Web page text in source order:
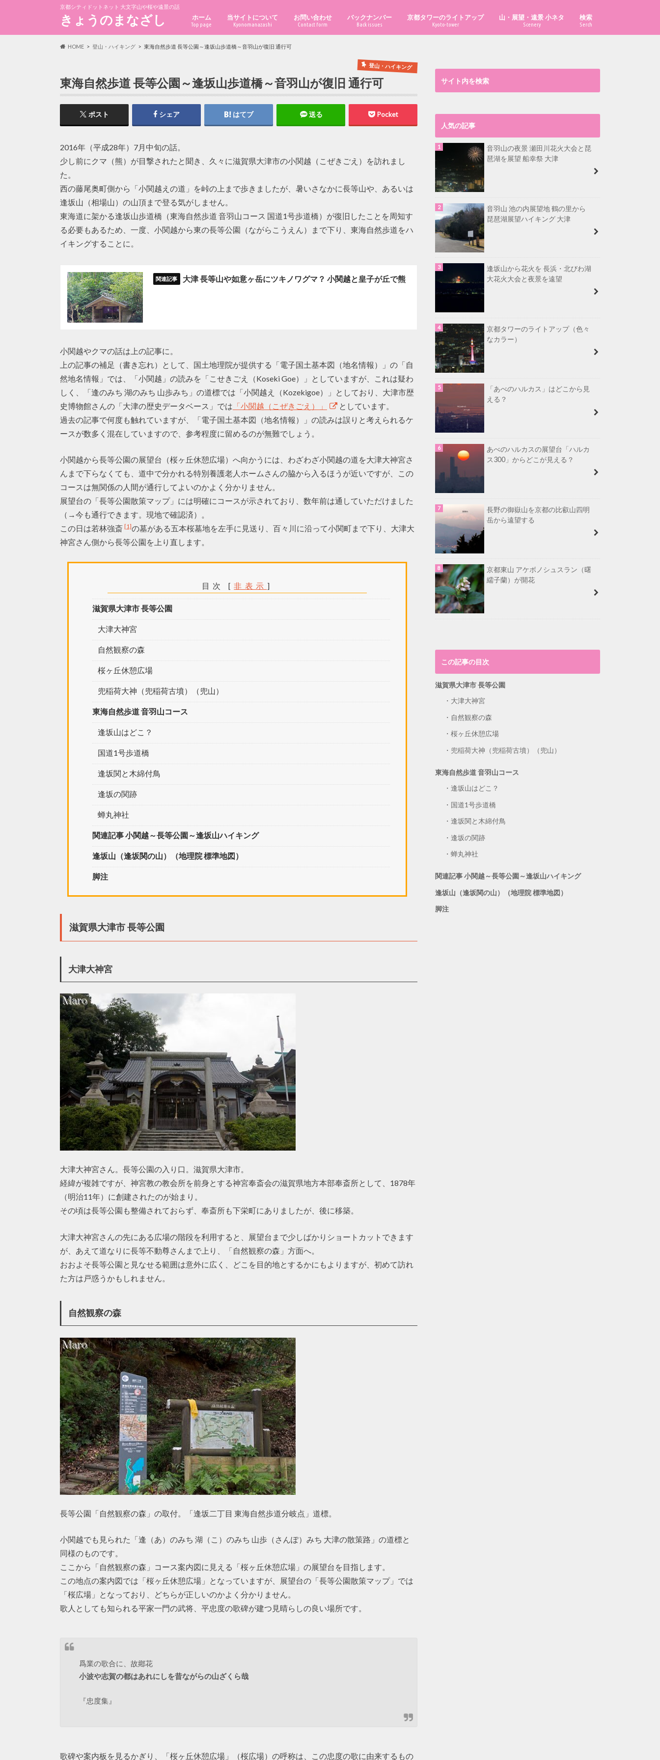
京都シティドットネット 大文字山や桜や遠景の話
きょうのまなざし ホーム
Top page
当サイトについて
Kyonomanazashi
お問い合わせ
Contact form
バックナンバー
Back issues
京都タワーのライトアップ
Kyoto-tower
山・展望・遠景 小ネタ
Scenery
検索
Serch
HOME 登山・ハイキング 東海自然歩道 長等公園～逢坂山歩道橋～音羽山が復旧 通行可
登山・ハイキング
東海自然歩道 長等公園～逢坂山歩道橋～音羽山が復旧 通行可
ポスト シェア はてブ 送る Pocket
2016年（平成28年）7月中旬の話。
少し前にクマ（熊）が目撃されたと聞き、久々に滋賀県大津市の小関越（こぜきごえ）を訪れまし
た。
西の藤尾奥町側から「小関越えの道」を峠の上まで歩きましたが、暑いさなかに長等山や、あるいは
逢坂山（相場山）の山頂まで登る気がしません。
東海道に架かる逢坂山歩道橋（東海自然歩道 音羽山コース 国道1号歩道橋）が復旧したことを周知す
る必要もあるため、一度、小関越から東の長等公園（ながらこうえん）まで下り、東海自然歩道をハ
イキングすることに。
大津 長等山や如意ヶ岳にツキノワグマ？ 小関越と皇子が丘で熊
小関越やクマの話は上の記事に。
上の記事の補足（書き忘れ）として、国土地理院が提供する「電子国土基本図（地名情報）」の「自
然地名情報」では、「小関越」の読みを「こせきごえ（Koseki Goe）」としていますが、これは疑わ
しく、「逢のみち 湖のみち 山歩みち」の道標では「小関越え（Kozekigoe）」としており、大津市歴
史博物館さんの「大津の歴史データベース」では 「小関越（こぜきごえ）」
としています。
過去の記事で何度も触れていますが、「電子国土基本図（地名情報）」の読みは誤りと考えられるケ
ースが数多く混在していますので、参考程度に留めるのが無難でしょう。
小関越から長等公園の展望台（桜ヶ丘休憩広場）へ向かうには、わざわざ小関越の道を大津大神宮さ
んまで下らなくても、道中で分かれる特別養護老人ホームさんの脇から入るほうが近いですが、この
コースは無関係の人間が通行してよいのかよく分かりません。
展望台の「長等公園散策マップ」には明確にコースが示されており、数年前は通していただけました
（→今も通行できます。現地で確認済）。
この日は若林強斎 [1]の墓がある五本桜墓地を左手に見送り、百々川に沿って小関町まで下り、大津大
神宮さん側から長等公園を上り直します。
目次 [非表示 ]
滋賀県大津市 長等公園
大津大神宮
自然観察の森
桜ヶ丘休憩広場
兜稲荷大神（兜稲荷古墳）（兜山）
東海自然歩道 音羽山コース
逢坂山はどこ？
国道1号歩道橋
逢坂関と木綿付鳥
逢坂の関跡
蝉丸神社
関連記事 小関越～長等公園～逢坂山ハイキング
逢坂山（逢坂関の山）（地理院 標準地図）
脚注
滋賀県大津市 長等公園
大津大神宮
大津大神宮さん。長等公園の入り口。滋賀県大津市。
経緯が複雑ですが、神宮教の教会所を前身とする神宮奉斎会の滋賀県地方本部奉斎所として、1878年
（明治11年）に創建されたのが始まり。
その頃は長等公園も整備されておらず、奉斎所も下栄町にありましたが、後に移築。
大津大神宮さんの先にある広場の階段を利用すると、展望台まで少しばかりショートカットできます
が、あえて道なりに長等不動尊さんまで上り、「自然観察の森」方面へ。
おおよそ長等公園と見なせる範囲は意外に広く、どこを目的地とするかにもよりますが、初めて訪れ
た方は戸惑うかもしれません。
自然観察の森
長等公園「自然観察の森」の取付。「逢坂二丁目 東海自然歩道分岐点」道標。
小関越でも見られた「逢（あ）のみち 湖（こ）のみち 山歩（さんぽ）みち 大津の散策路」の道標と
同様のものです。
ここから「自然観察の森」コース案内図に見える「桜ヶ丘休憩広場」の展望台を目指します。
この地点の案内図では「桜ヶ丘休憩広場」となっていますが、展望台の「長等公園散策マップ」では
「桜広場」となっており、どちらが正しいのかよく分かりません。
歌人としても知られる平家一門の武将、平忠度の歌碑が建つ見晴らしの良い場所です。
爲業の歌合に、故鄕花
小波や志賀の都はあれにしを昔ながらの山ざくら哉
『忠度集』
歌碑や案内板を見るかぎり、「桜ヶ丘休憩広場」（桜広場）の呼称は、この忠度の歌に由来するもの
サイト内を検索
人気の記事
音羽山の夜景 瀬田川花火大会と琵
琶湖を展望 船幸祭 大津
音羽山 池の内展望地 鶴の里から
琵琶湖展望ハイキング 大津
逢坂山から花火を 長浜・北びわ湖
大花火大会と夜景を遠望
京都タワーのライトアップ（色々
なカラー）
「あべのハルカス」はどこから見
える？
あべのハルカスの展望台「ハルカ
ス300」からどこが見える？
長野の御嶽山を京都の比叡山四明
岳から遠望する
京都東山 アケボノシュスラン（曙
繻子蘭）が開花
この記事の目次
滋賀県大津市 長等公園
大津大神宮
自然観察の森
桜ヶ丘休憩広場
兜稲荷大神（兜稲荷古墳）（兜山）
東海自然歩道 音羽山コース
逢坂山はどこ？
国道1号歩道橋
逢坂関と木綿付鳥
逢坂の関跡
蝉丸神社
関連記事 小関越～長等公園～逢坂山ハイキング
逢坂山（逢坂関の山）（地理院 標準地図）
脚注